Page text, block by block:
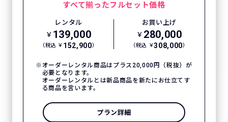
すべて揃ったフルセット価格
レンタル
￥ 139,000
（税込 ￥ 152,900）
お買い上げ
￥ 280,000
（税込 ￥308,000）
オーダーレンタル商品はプラス20,000円（税抜）が
必要となります。
オーダーレンタルとは新品商品を新たにお仕立てす
る商品を言います。
プラン詳細